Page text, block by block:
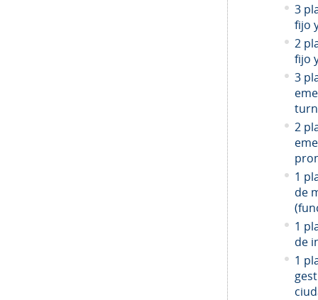
3
fijo
2
fijo
3
2
1
de
1
de
1